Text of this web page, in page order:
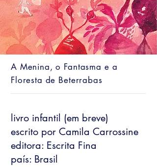
A Menina, o Fantasma e a
Floresta de Beterrabas
livro infantil (em breve)
escrito por Camila Carrossine
editora: Escrita Fina
país: Brasil